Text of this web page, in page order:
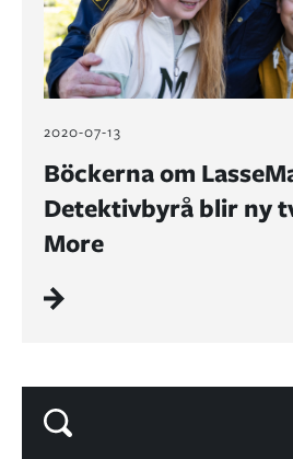
2020-07-13
Böckerna om
Detektivbyrå blir ny
More